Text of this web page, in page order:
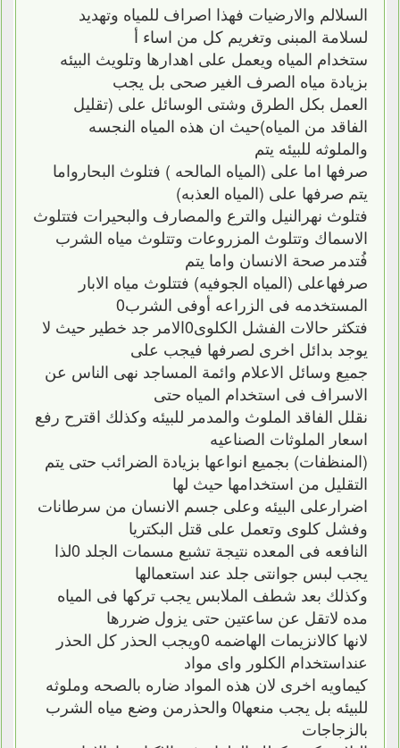
السلالم والارضيات فهذا اصراف للمياه وتهديد
لسلامة المبنى وتغريم كل من اساء أ
ستخدام المياه ويعمل على اهدارها وتلويث البيئه
بزيادة مياه الصرف الغير صحى بل يجب
العمل بكل الطرق وشتى الوسائل على (تقليل
الفاقد من المياه)حيث ان هذه المياه النجسه
والملوثه للبيئه يتم
صرفها اما على (المياه المالحه ) فتلوث البحارواما
يتم صرفها على (المياه العذبه)
فتلوث نهرالنيل والترع والمصارف والبحيرات فتتلوث
الاسماك وتتلوث المزروعات وتتلوث مياه الشرب
فُتدمر صحة الانسان واما يتم
صرفهاعلى (المياه الجوفيه) فتتلوث مياه الابار
المستخدمه فى الزراعه أوفى الشرب0
فتكثر حالات الفشل الكلوى0الامر جد خطير حيث لا
يوجد بدائل اخرى لصرفها فيجب على
جميع وسائل الاعلام وائمة المساجد نهى الناس عن
الاسراف فى استخدام المياه حتى
نقلل الفاقد الملوث والمدمر للبيئه وكذلك اقترح رفع
اسعار الملوثات الصناعيه
(المنظفات) بجميع انواعها بزيادة الضرائب حتى يتم
التقليل من استخدامها حيث لها
اضرارعلى البيئه وعلى جسم الانسان من سرطانات
وفشل كلوى وتعمل على قتل البكتريا
النافعه فى المعده نتيجة تشبع مسمات الجلد 0لذا
يجب لبس جوانتى جلد عند استعمالها
وكذلك بعد شطف الملابس يجب تركها فى المياه
مده لاتقل عن ساعتين حتى يزول ضررها
لانها كالانزيمات الهاضمه 0ويجب الحذر كل الحذر
عنداستخدام الكلور واى مواد
كيماويه اخرى لان هذه المواد ضاره بالصحه وملوثه
للبيئه بل يجب منعها0 والحذرمن وضع مياه الشرب
بالزجاجات